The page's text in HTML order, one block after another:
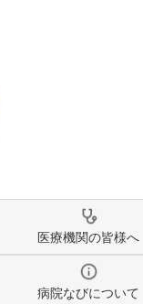
医療機関の皆様へ
病院なびについて